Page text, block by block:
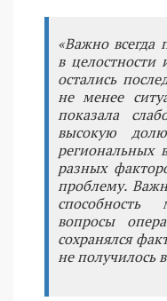
«Важно всегда
в целостности
остались
не менее
показала
высокую
региональных
разных
проблему.
вопросы
сохранялся
не получилось